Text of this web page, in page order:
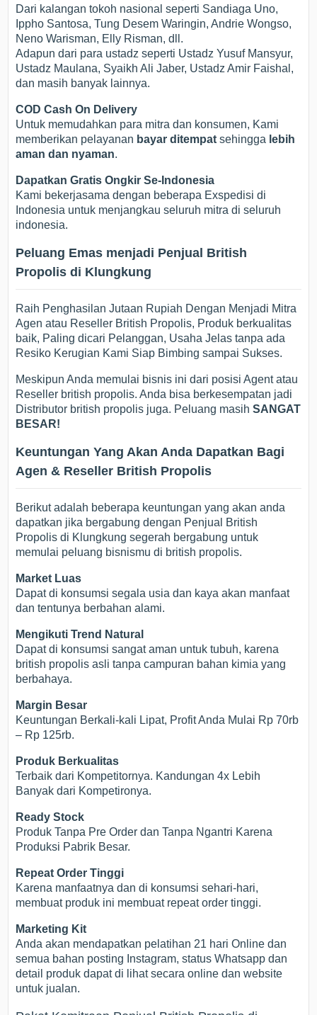
Dari kalangan tokoh nasional seperti Sandiaga Uno,
Ippho Santosa, Tung Desem Waringin, Andrie Wongso,
Neno Warisman, Elly Risman, dll.
Adapun dari para ustadz seperti Ustadz Yusuf Mansyur,
Ustadz Maulana, Syaikh Ali Jaber, Ustadz Amir Faishal,
dan masih banyak lainnya.
COD Cash On Delivery
Untuk memudahkan para mitra dan konsumen, Kami
memberikan pelayanan bayar ditempat sehingga lebih
aman dan nyaman.
Dapatkan Gratis Ongkir Se-Indonesia
Kami bekerjasama dengan beberapa Exspedisi di
Indonesia untuk menjangkau seluruh mitra di seluruh
indonesia.
Peluang Emas menjadi Penjual British
Propolis di Klungkung
Raih Penghasilan Jutaan Rupiah Dengan Menjadi Mitra
Agen atau Reseller British Propolis, Produk berkualitas
baik, Paling dicari Pelanggan, Usaha Jelas tanpa ada
Resiko Kerugian Kami Siap Bimbing sampai Sukses.
Meskipun Anda memulai bisnis ini dari posisi Agent atau
Reseller british propolis. Anda bisa berkesempatan jadi
Distributor british propolis juga. Peluang masihSANGAT
BESAR!
Keuntungan Yang Akan Anda Dapatkan Bagi
Agen & Reseller British Propolis
Berikut adalah beberapa keuntungan yang akan anda
dapatkan jika bergabung dengan Penjual British
Propolis di Klungkung segerah bergabung untuk
memulai peluang bisnismu di british propolis.
Market Luas
Dapat di konsumsi segala usia dan kaya akan manfaat
dan tentunya berbahan alami.
Mengikuti Trend Natural
Dapat di konsumsi sangat aman untuk tubuh, karena
british propolis asli tanpa campuran bahan kimia yang
berbahaya.
Margin Besar
Keuntungan Berkali-kali Lipat, Profit Anda Mulai Rp 70rb
– Rp 125rb.
Produk Berkualitas
Terbaik dari Kompetitornya. Kandungan 4x Lebih
Banyak dari Kompetironya.
Ready Stock
Produk Tanpa Pre Order dan Tanpa Ngantri Karena
Produksi Pabrik Besar.
Repeat Order Tinggi
Karena manfaatnya dan di konsumsi sehari-hari,
membuat produk ini membuat repeat order tinggi.
Marketing Kit
Anda akan mendapatkan pelatihan 21 hari Online dan
semua bahan posting Instagram, status Whatsapp dan
detail produk dapat di lihat secara online dan website
untuk jualan.